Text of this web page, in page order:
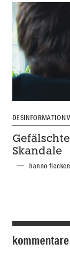
DESINFORMATION
Skandale
hanno
kommentare